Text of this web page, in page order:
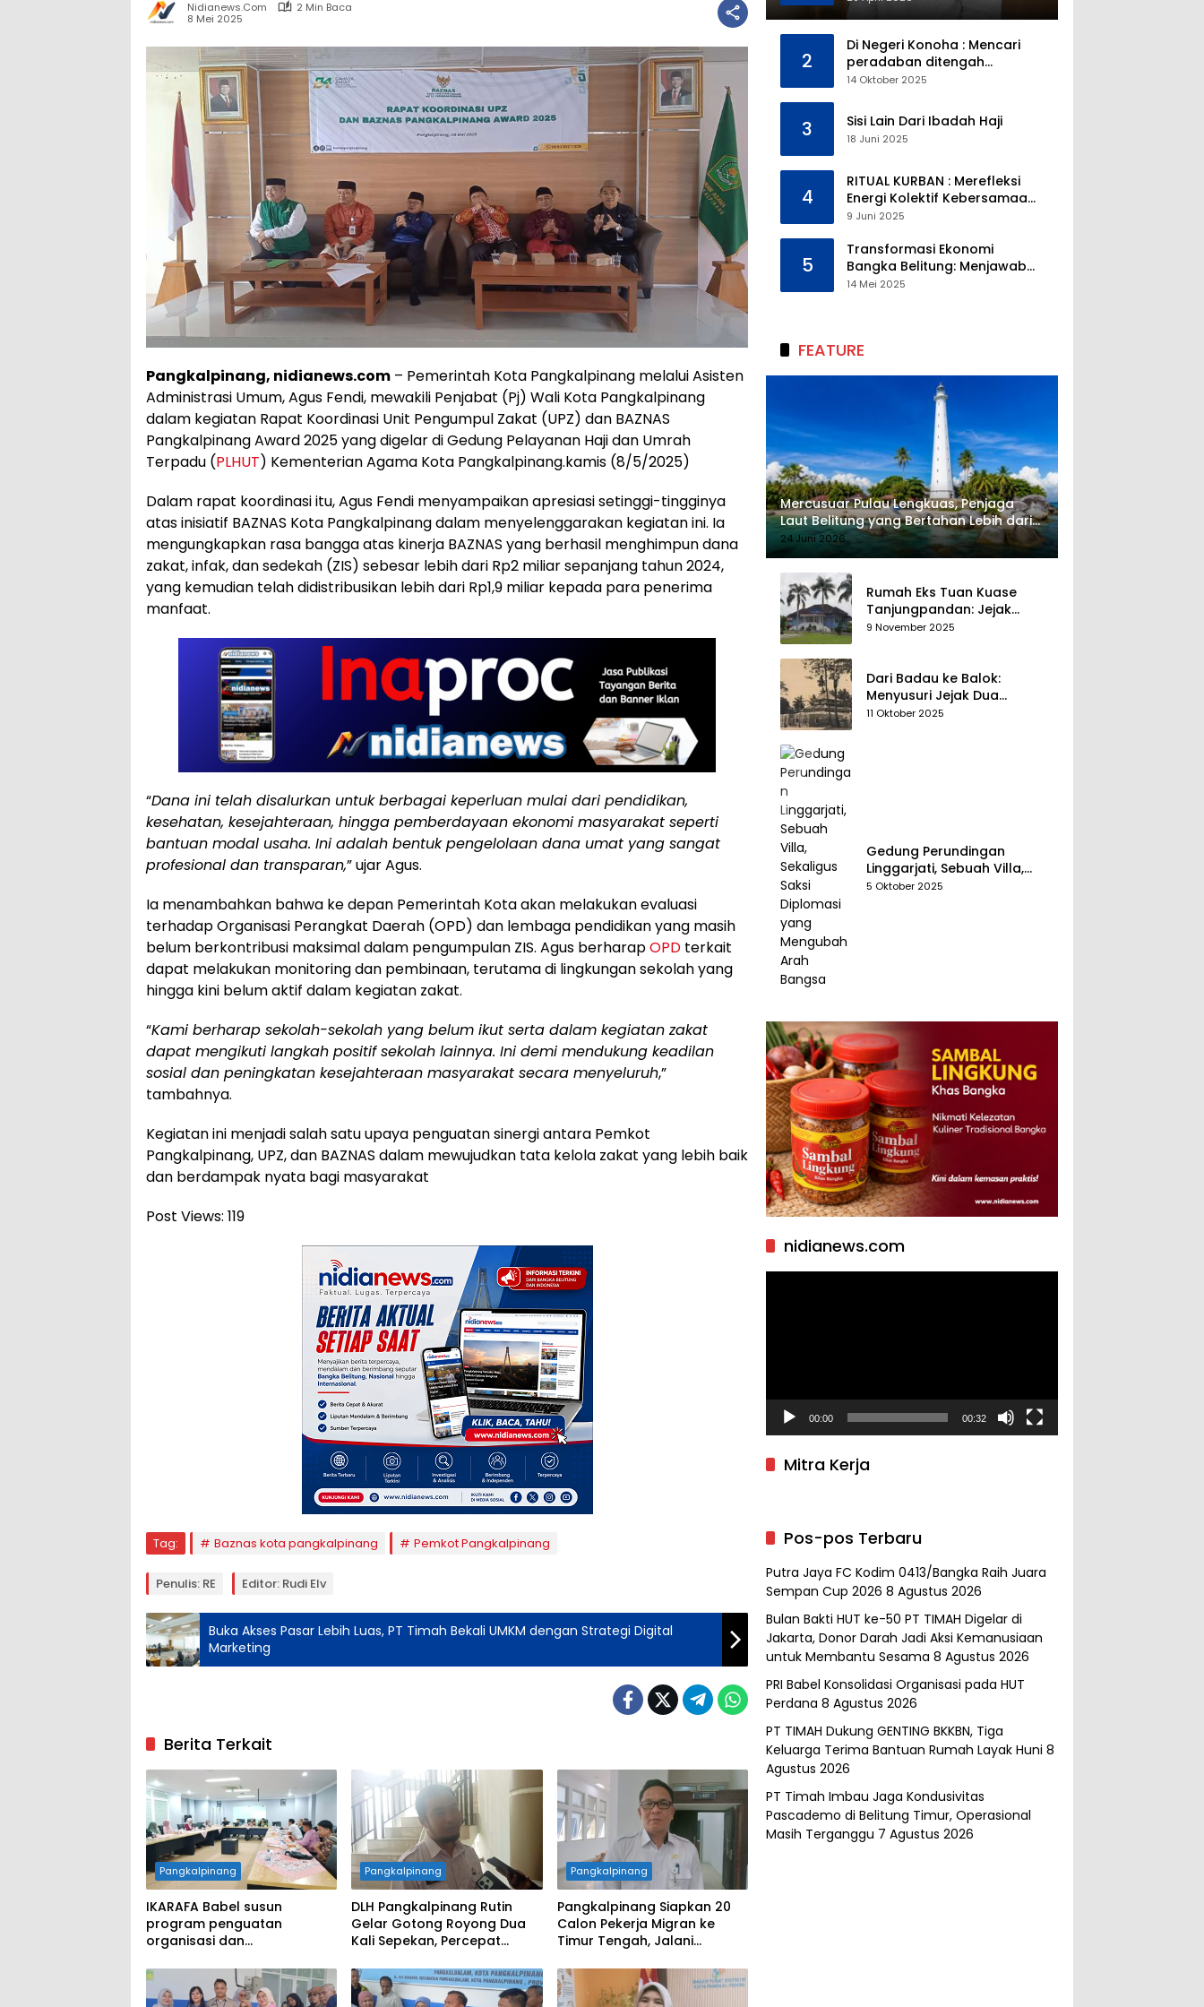
Nidianews.com
2 Min Baca
8 Mei 2025
Pangkalpinang, nidianews.com – Pemerintah Kota Pangkalpinang melalui Asisten
Administrasi Umum, Agus Fendi, mewakili Penjabat (Pj) Wali Kota Pangkalpinang
dalam kegiatan Rapat Koordinasi Unit Pengumpul Zakat (UPZ) dan BAZNAS
Pangkalpinang Award 2025 yang digelar di Gedung Pelayanan Haji dan Umrah
Terpadu (PLHUT) Kementerian Agama Kota Pangkalpinang.kamis (8/5/2025)
Dalam rapat koordinasi itu, Agus Fendi menyampaikan apresiasi setinggi-tingginya
atas inisiatif BAZNAS Kota Pangkalpinang dalam menyelenggarakan kegiatan ini. Ia
mengungkapkan rasa bangga atas kinerja BAZNAS yang berhasil menghimpun dana
zakat, infak, dan sedekah (ZIS) sebesar lebih dari Rp2 miliar sepanjang tahun 2024,
yang kemudian telah didistribusikan lebih dari Rp1,9 miliar kepada para penerima
manfaat.
“Dana ini telah disalurkan untuk berbagai keperluan mulai dari pendidikan,
kesehatan, kesejahteraan, hingga pemberdayaan ekonomi masyarakat seperti
bantuan modal usaha. Ini adalah bentuk pengelolaan dana umat yang sangat
profesional dan transparan,” ujar Agus.
Ia menambahkan bahwa ke depan Pemerintah Kota akan melakukan evaluasi
terhadap Organisasi Perangkat Daerah (OPD) dan lembaga pendidikan yang masih
belum berkontribusi maksimal dalam pengumpulan ZIS. Agus berharapOPD terkait
dapat melakukan monitoring dan pembinaan, terutama di lingkungan sekolah yang
hingga kini belum aktif dalam kegiatan zakat.
“Kami berharap sekolah-sekolah yang belum ikut serta dalam kegiatan zakat
dapat mengikuti langkah positif sekolah lainnya. Ini demi mendukung keadilan
sosial dan peningkatan kesejahteraan masyarakat secara menyeluruh,”
tambahnya.
Kegiatan ini menjadi salah satu upaya penguatan sinergi antara Pemkot
Pangkalpinang, UPZ, dan BAZNAS dalam mewujudkan tata kelola zakat yang lebih baik
dan berdampak nyata bagi masyarakat
Post Views: 119
Tag: Baznas kota pangkalpinang Pemkot Pangkalpinang
Penulis: RE Editor: Rudi Elv
Buka Akses Pasar Lebih Luas, PT Timah Bekali UMKM dengan Strategi Digital
Marketing
Berita Terkait
Pangkalpinang
IKARAFA Babel susun
program penguatan
organisasi dan
Pangkalpinang
DLH Pangkalpinang Rutin
Gelar Gotong Royong Dua
Kali Sepekan, Percepat
Pangkalpinang
Pangkalpinang Siapkan 20
Calon Pekerja Migran ke
Timur Tengah, Jalani
2
Di Negeri Konoha : Mencari
peradaban ditengah
kekosongan pendidikan
14 Oktober 2025
3 Sisi Lain Dari Ibadah Haji
18 Juni 2025
4
RITUAL KURBAN : Merefleksi
Energi Kolektif Kebersamaan
dan Mengeliminasi Sifat
9 Juni 2025
5
Transformasi Ekonomi
Bangka Belitung: Menjawab
Tantangan Melalui
14 Mei 2025
FEATURE
Mercusuar Pulau Lengkuas, Penjaga
Laut Belitung yang Bertahan Lebih dari
140 Tahun
24 Juni 2026
Rumah Eks Tuan Kuase
Tanjungpandan: Jejak
Penguasa, Jejak Kenangan
9 November 2025
Dari Badau ke Balok:
Menyusuri Jejak Dua
Kerajaan Tua di Tanah
11 Oktober 2025
Gedung Perundingan
Linggarjati, Sebuah Villa,
Sekaligus Saksi Diplomasi
5 Oktober 2025
nidianews.com
00:00 00:32
Mitra Kerja
Pos-pos Terbaru
Putra Jaya FC Kodim 0413/Bangka Raih Juara
Sempan Cup 2026 8 Agustus 2026
Bulan Bakti HUT ke-50 PT TIMAH Digelar di
Jakarta, Donor Darah Jadi Aksi Kemanusiaan
untuk Membantu Sesama 8 Agustus 2026
PRI Babel Konsolidasi Organisasi pada HUT
Perdana 8 Agustus 2026
PT TIMAH Dukung GENTING BKKBN, Tiga
Keluarga Terima Bantuan Rumah Layak Huni 8
Agustus 2026
PT Timah Imbau Jaga Kondusivitas
Pascademo di Belitung Timur, Operasional
Masih Terganggu 7 Agustus 2026